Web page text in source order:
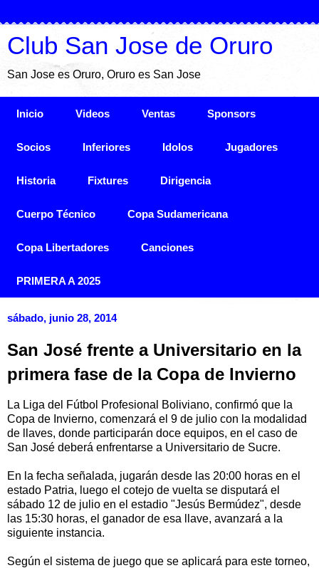
Club San Jose de Oruro
San Jose es Oruro, Oruro es San Jose
Inicio Videos Ventas Sponsors
Socios Inferiores Idolos Jugadores
Historia Fixtures Dirigencia
Cuerpo Técnico Copa Sudamericana
Copa Libertadores Canciones
PRIMERA A 2025
sábado, junio 28, 2014
San José frente a Universitario en la
primera fase de la Copa de Invierno
La Liga del Fútbol Profesional Boliviano, confirmó que la
Copa de Invierno, comenzará el 9 de julio con la modalidad
de llaves, donde participarán doce equipos, en el caso de
San José deberá enfrentarse a Universitario de Sucre.
En la fecha señalada, jugarán desde las 20:00 horas en el
estado Patria, luego el cotejo de vuelta se disputará el
sábado 12 de julio en el estadio "Jesús Bermúdez", desde
las 15:30 horas, el ganador de esa llave, avanzará a la
siguiente instancia.
Según el sistema de juego que se aplicará para este torneo,